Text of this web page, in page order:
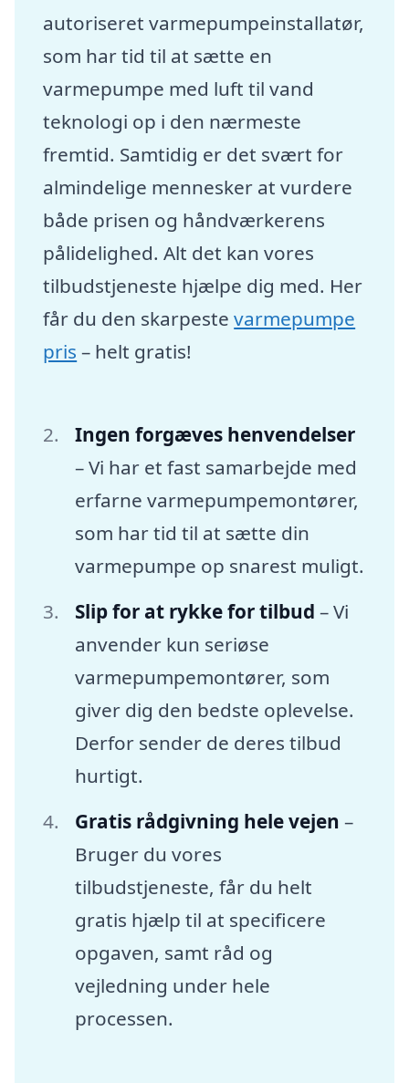
autoriseret varmepumpeinstallatør,
som har tid til at sætte en
varmepumpe med luft til vand
teknologi op i den nærmeste
fremtid. Samtidig er det svært for
almindelige mennesker at vurdere
både prisen og håndværkerens
pålidelighed. Alt det kan vores
tilbudstjeneste hjælpe dig med. Her
får du den skarpestevarmepumpe
pris – helt gratis!
Ingen forgæves henvendelser
– Vi har et fast samarbejde med
erfarne varmepumpemontører,
som har tid til at sætte din
varmepumpe op snarest muligt.
Slip for at rykke for tilbud – Vi
anvender kun seriøse
varmepumpemontører, som
giver dig den bedste oplevelse.
Derfor sender de deres tilbud
hurtigt.
Gratis rådgivning hele vejen –
Bruger du vores
tilbudstjeneste, får du helt
gratis hjælp til at specificere
opgaven, samt råd og
vejledning under hele
processen.